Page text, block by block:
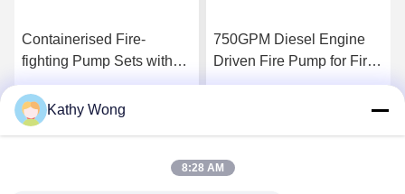
Containerised Fire-
fighting Pump Sets with
Flow 300–8000 GPM UL
FM NFPA20 Certified
Complete Fire Pump
750GPM Diesel Engine
Driven Fire Pump for Fire
Fighting Application
Kathy Wong
8:28 AM